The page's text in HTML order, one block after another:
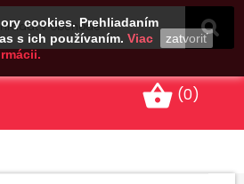
cookies. Prehliadaním
s ich používaním. Viac
zatvoriť
shopping_basket (0)